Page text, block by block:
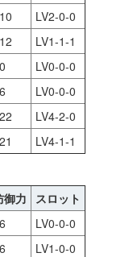
LV2-0-0
LV1-1-1
LV0-0-0
LV0-0-0
LV4-2-0
LV4-1-1
御力
スロット
LV0-0-0
LV1-0-0